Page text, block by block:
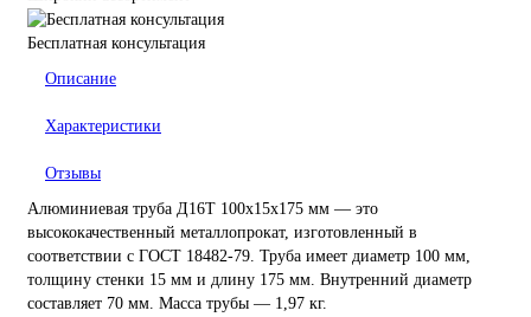
Бесплатная консультация
Описание
Характеристики
Отзывы
Алюминиевая труба Д16Т 100х15х175 мм — это
высококачественный металлопрокат, изготовленный в
соответствии с ГОСТ 18482-79. Труба имеет диаметр 100 мм,
толщину стенки 15 мм и длину 175 мм. Внутренний диаметр
составляет 70 мм. Масса трубы — 1,97 кг.